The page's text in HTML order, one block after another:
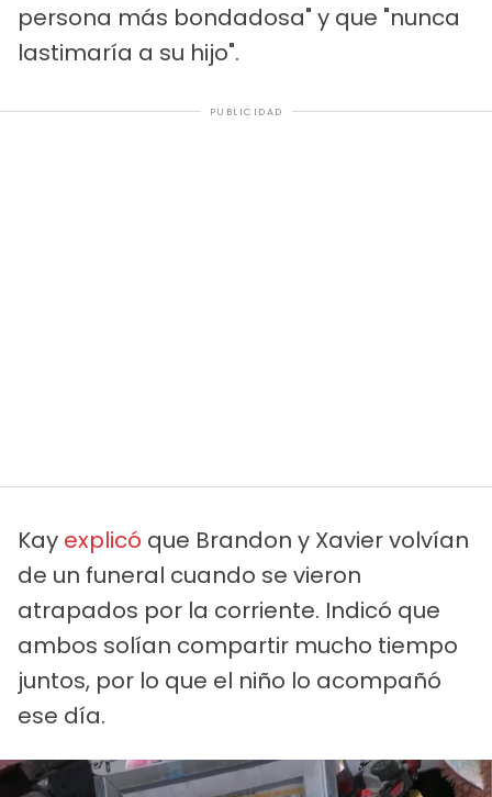
persona más bondadosa" y que "nunca
lastimaría a su hijo".
PUBLICIDAD
Kay explicó que Brandon y Xavier volvían
de un funeral cuando se vieron
atrapados por la corriente. Indicó que
ambos solían compartir mucho tiempo
juntos, por lo que el niño lo acompañó
ese día.